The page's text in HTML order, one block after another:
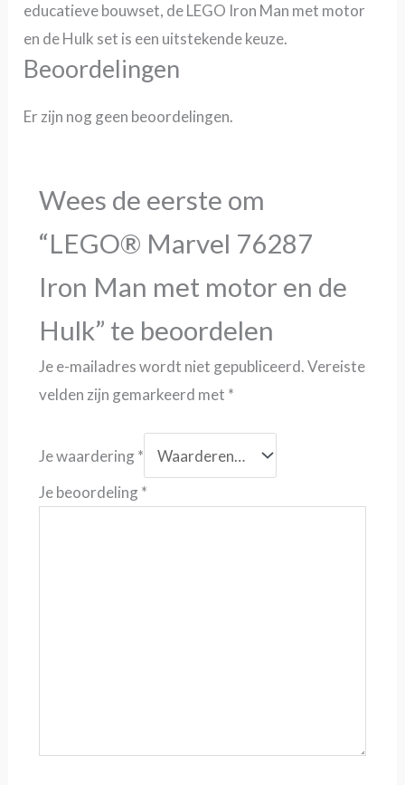
educatieve bouwset, de LEGO Iron Man met motor
en de Hulk set is een uitstekende keuze.
Beoordelingen
Er zijn nog geen beoordelingen.
Wees de eerste om
“LEGO® Marvel 76287
Iron Man met motor en de
Hulk” te beoordelen
Je e-mailadres wordt niet gepubliceerd.Vereiste
velden zijn gemarkeerd met *
Je waardering*
Je beoordeling*